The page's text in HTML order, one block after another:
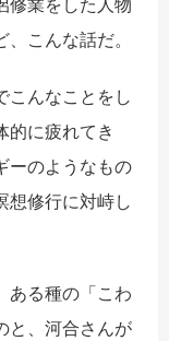
修業をした人物
こんな話だ。
こんなことをし
的に疲れてき
ーのようなもの
想修行に対峙し
ある種の「こわ
と、河合さんが